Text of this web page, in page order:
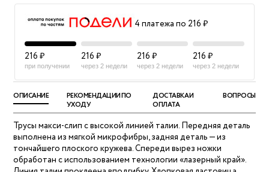
4 платежа по 216 ₽
216 ₽
при получении
216 ₽
через 2 недели
216 ₽
через 2 недели
216 ₽
через 2 недели
ОПИСАНИЕ
РЕКОМЕНДАЦИИ ПО
УХОДУ
ДОСТАВКА И
ОПЛАТА
ВОПРОСЫ
Трусы макси-слип с высокой линией талии. Передняя деталь
выполнена из мягкой микрофибры, задняя деталь — из
тончайшего плоского кружева. Спереди вырез ножки
обработан с использованием технологии «лазерный край».